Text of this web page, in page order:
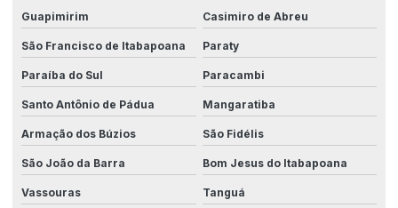
Equipamentos para indústria
Equipamentos industriais automatizados
Fabricação de equipamentos industriais
Fabricante de maquinas
Guapimirim Casimiro de Abreu
São Francisco de Itabapoana Paraty
Paraíba do Sul Paracambi
Santo Antônio de Pádua Mangaratiba
Armação dos Búzios São Fidélis
São João da Barra Bom Jesus do Itabapoana
Vassouras Tanguá